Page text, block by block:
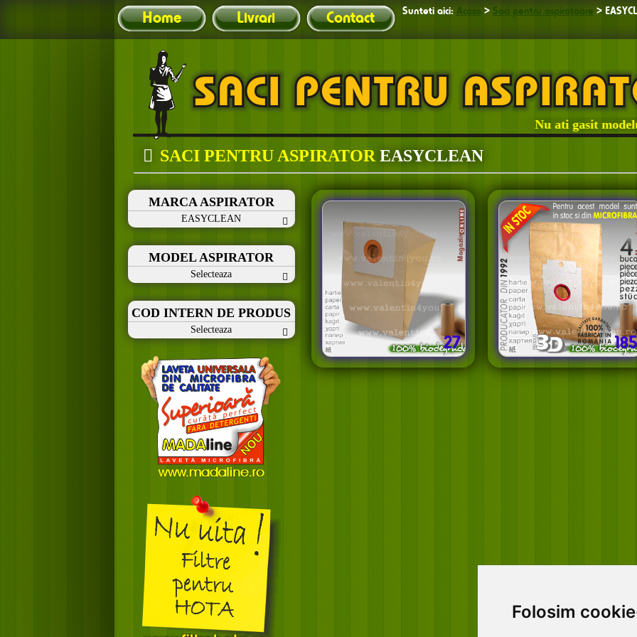
Folosim
Home Livrari Contact Sunteti aici: Acasa > Saci pentru aspiratoare >
Nu ati gasit modelul
SACI PENTRU ASPIRATOR EASYCLEAN
MARCA ASPIRATOR
EASYCLEAN
MODEL ASPIRATOR
Selecteaza
COD INTERN DE PRODUS
Selecteaza
27 185